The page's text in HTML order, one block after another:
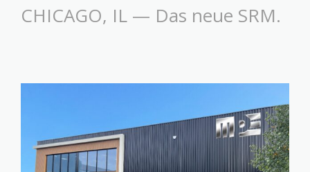
CHICAGO, IL — Das neue SRM.